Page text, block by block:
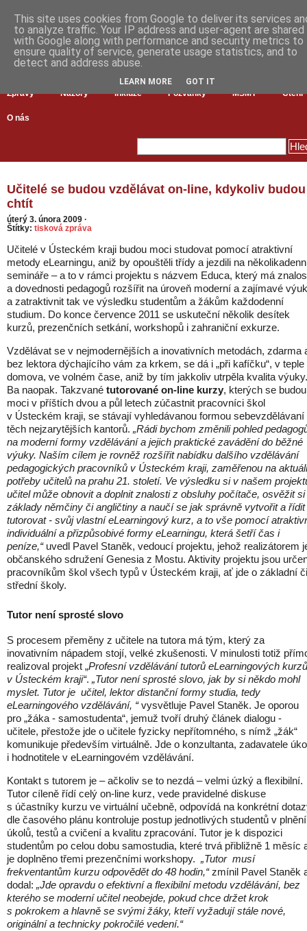
Zprávy Názory Inkluze Pozvánky MŠMT Čtení
O nás
Učitelé se budou vzdělávat on-line, kdykoliv budou
chtít
úterý 3. února 2009 ·
Štítky: tisková zpráva
Učitelé v Ústeckém kraji budou moci studovat pomocí atraktivní
metody eLearningu, aniž by opouštěli třídy a jezdili na
semináře – a to v rámci projektu s názvem Educa, který má
a dovednosti pedagogů rozšířit na úroveň moderní a zajímavé
a zatraktivnit tak ve výsledku studentům a žákům každodenní
studium. Do konce července 2011 se uskuteční několik desítek
kurzů, prezenčních setkání, workshopů i zahraniční exkurze.
Vzdělávat se v nejmodernějších a inovativních metodách, zdarma
bez lektora dýchajícího vám za krkem, se dá i „při kafíčku“, v teple
domova, ve volném čase, aniž by tím jakkoliv utrpěla kvalita výuky.
Ba naopak. Takzvané tutorované on-line kurzy, kterých se budou
moci v příštích dvou a půl letech zúčastnit pracovníci škol
v Ústeckém kraji, se stávají vyhledávanou formou sebevzdělávaní
těch nejzarytějších kantorů. „Rádi bychom změnili pohled
na moderní formy vzdělávání a jejich praktické zavádění do běžné
výuky. Naším cílem je rovněž rozšířit nabídku dalšího vzdělávání
pedagogických pracovníků v Ústeckém kraji, zaměřenou na
potřeby učitelů na prahu 21. století. Ve výsledku si v našem
učitel může obnovit a doplnit znalosti z obsluhy počítače, osvěžit si
základy němčiny či angličtiny a naučí se jak správně vytvořit a řídit
tutorovat - svůj vlastní eLearningový kurz, a to vše pomocí
individuální a přizpůsobivé formy eLearningu, která šetří čas i
peníze,“ uvedl Pavel Staněk, vedoucí projektu, jehož realizátorem
občanského sdružení Genesia z Mostu. Aktivity projektu jsou
pracovníkům škol všech typů v Ústeckém kraji, ať jde o základní či
střední školy.
Tutor není sprosté slovo
S procesem přeměny z učitele na tutora má tým, který za
inovativním nápadem stojí, velké zkušenosti. V minulosti totiž
realizoval projekt „Profesní vzdělávání tutorů eLearningových kurzů
v Ústeckém kraji“. „Tutor není sprosté slovo, jak by si někdo mohl
myslet. Tutor je učitel, lektor distanční formy studia, tedy
eLearningového vzdělávání, “ vysvětluje Pavel Staněk. Je oporou
pro „žáka - samostudenta“, jemuž tvoří druhý článek dialogu -
učitele, přestože jde o učitele fyzicky nepřítomného, s nímž „žák“
komunikuje především virtuálně. Jde o konzultanta, zadavatele
i hodnotitele v eLearningovém vzdělávání.
Kontakt s tutorem je – ačkoliv se to nezdá – velmi úzký a flexibilní.
Tutor cíleně řídí celý on-line kurz, vede pravidelné diskuse
s účastníky kurzu ve virtuální učebně, odpovídá na konkrétní
dle časového plánu kontroluje postup jednotlivých studentů v plnění
úkolů, testů a cvičení a kvalitu zpracování. Tutor je k dispozici
studentům po celou dobu samostudia, které trvá přibližně 1 měsíc
je doplněno třemi prezenčními workshopy. „Tutor musí
frekventantům kurzu odpovědět do 48 hodin,“ zmínil Pavel Staněk
dodal: „Jde opravdu o efektivní a flexibilní metodu vzdělávání, bez
kterého se moderní učitel neobejde, pokud chce držet krok
s pokrokem a hlavně se svými žáky, kteří vyžadují stále nové,
originální a technicky pokročilé vedení.“
This site uses cookies from Google to deliver its services
to analyze traffic. Your IP address and user-agent are shared
with Google along with performance and security metrics to
ensure quality of service, generate usage statistics, and to
detect and address abuse.
LEARN MORE GOT IT